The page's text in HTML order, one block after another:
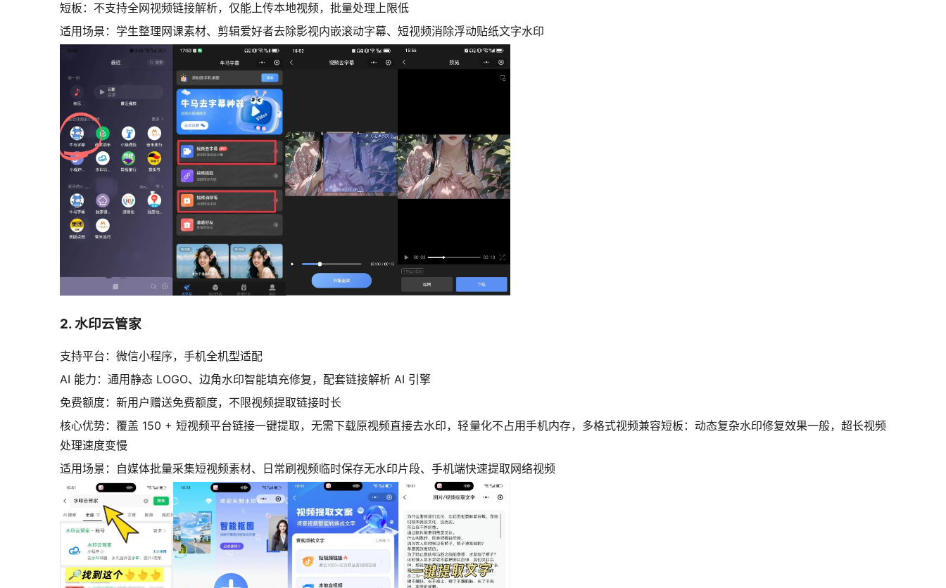
短板：不支持全网视频链接解析，仅能上传本地视频，批量处理上限低
适用场景：学生整理网课素材、剪辑爱好者去除影视内嵌滚动字幕、短视频消除浮动贴纸文字水印
2. 水印云管家
支持平台：微信小程序，手机全机型适配
AI 能力：通用静态 LOGO、边角水印智能填充修复，配套链接解析 AI 引擎
免费额度：新用户赠送免费额度，不限视频提取链接时长
核心优势：覆盖 150 + 短视频平台链接一键提取，无需下载原视频直接去水印，轻量化不占用手机内存，多格式视频兼容短板：动态复杂水印修复效果一般，超长视频
处理速度变慢
适用场景：自媒体批量采集短视频素材、日常刷视频临时保存无水印片段、手机端快速提取网络视频